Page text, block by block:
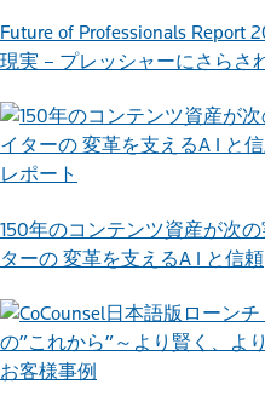
Future of Professionals Report
現実 – プレッシャーにさらさ
レポート
150年のコンテンツ資産が次
ターの 変革を支えるA I と信頼
お客様事例